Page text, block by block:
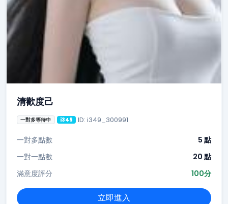
清歡度己
一對多等待中 i349 ID: i349_300991
一對多點數
5 點
一對一點數
20 點
滿意度評分
100分
立即進入